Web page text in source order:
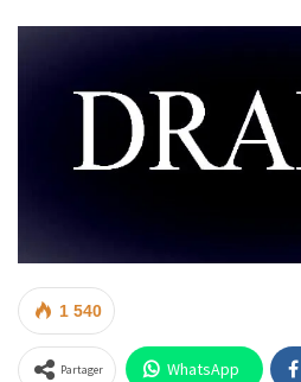
1 540
Partager WhatsApp